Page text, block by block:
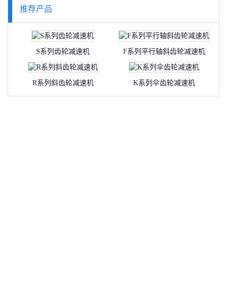
推荐产品
S系列齿轮减速机 F系列平行轴斜齿轮减速机
R系列斜齿轮减速机 K系列伞齿轮减速机